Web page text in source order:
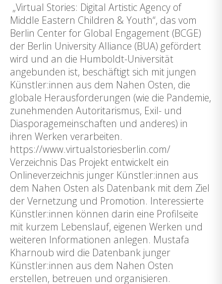
„Virtual Stories: Digital Artistic Agency of
Middle Eastern Children & Youth“, das vom
Berlin Center for Global Engagement (BCGE)
der Berlin University Alliance (BUA) gefördert
wird und an die Humboldt-Universität
angebunden ist, beschäftigt sich mit jungen
Künstler:innen aus dem Nahen Osten, die
globale Herausforderungen (wie die Pandemie,
zunehmenden Autoritarismus, Exil- und
Diasporagemeinschaften und anderes) in
ihren Werken verarbeiten.
https://www.virtualstoriesberlin.com/
Verzeichnis Das Projekt entwickelt ein
Onlineverzeichnis junger Künstler:innen aus
dem Nahen Osten als Datenbank mit dem Ziel
der Vernetzung und Promotion. Interessierte
Künstler:innen können darin eine Profilseite
mit kurzem Lebenslauf, eigenen Werken und
weiteren Informationen anlegen. Mustafa
Kharnoub wird die Datenbank junger
Künstler:innen aus dem Nahen Osten
erstellen, betreuen und organisieren.